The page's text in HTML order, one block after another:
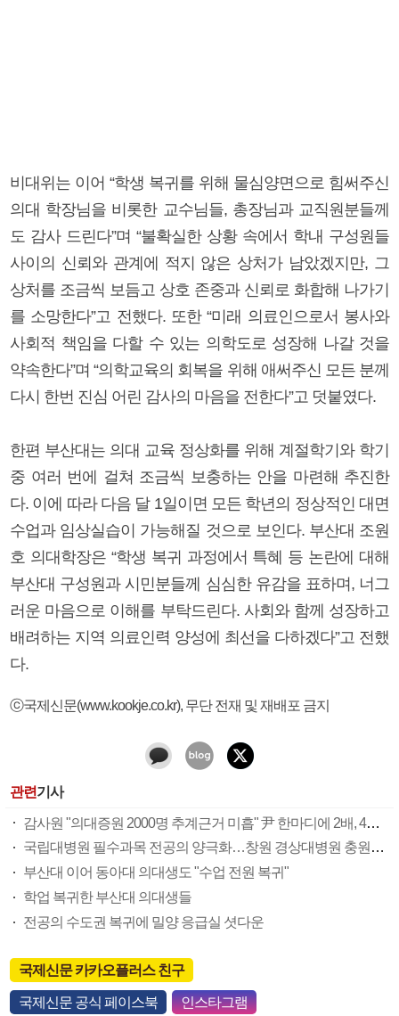
비대위는 이어 “학생 복귀를 위해 물심양면으로 힘써주신
의대 학장님을 비롯한 교수님들, 총장님과 교직원분들께
도 감사 드린다”며 “불확실한 상황 속에서 학내 구성원들
사이의 신뢰와 관계에 적지 않은 상처가 남았겠지만, 그
상처를 조금씩 보듬고 상호 존중과 신뢰로 화합해 나가기
를 소망한다”고 전했다. 또한 “미래 의료인으로서 봉사와
사회적 책임을 다할 수 있는 의학도로 성장해 나갈 것을
약속한다”며 “의학교육의 회복을 위해 애써주신 모든 분께
다시 한번 진심 어린 감사의 마음을 전한다”고 덧붙였다.
한편 부산대는 의대 교육 정상화를 위해 계절학기와 학기
중 여러 번에 걸쳐 조금씩 보충하는 안을 마련해 추진한
다. 이에 따라 다음 달 1일이면 모든 학년의 정상적인 대면
수업과 임상실습이 가능해질 것으로 보인다. 부산대 조원
호 의대학장은 “학생 복귀 과정에서 특혜 등 논란에 대해
부산대 구성원과 시민분들께 심심한 유감을 표하며, 너그
러운 마음으로 이해를 부탁드린다. 사회와 함께 성장하고
배려하는 지역 의료인력 양성에 최선을 다하겠다”고 전했
다.
ⓒ국제신문(www.kookje.co.kr), 무단 전재 및 재배포 금지
관련기사
감사원 "의대증원 2000명 추계근거 미흡" 尹 한마디에 2배, 4배로
국립대병원 필수과목 전공의 양극화…창원 경상대병원 충원율 23%
부산대 이어 동아대 의대생도 "수업 전원 복귀"
학업 복귀한 부산대 의대생들
전공의 수도권 복귀에 밀양 응급실 셧다운
국제신문 카카오플러스 친구
국제신문 공식 페이스북 인스타그램